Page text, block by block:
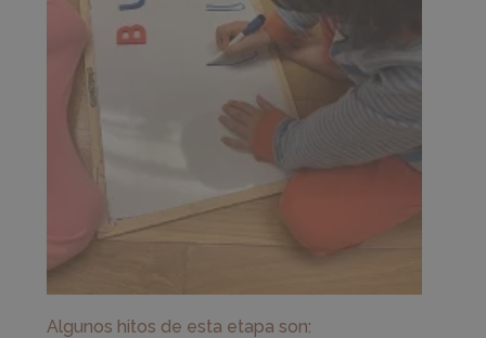
Algunos hitos de esta etapa son: